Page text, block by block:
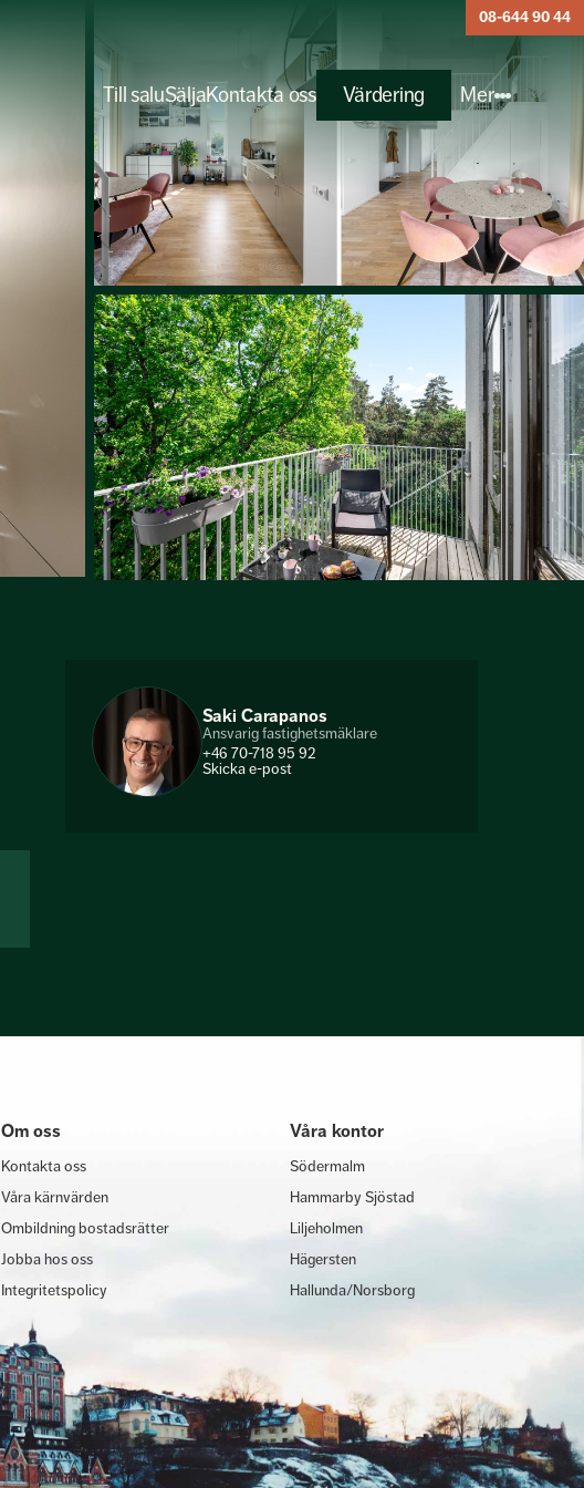
Till saluSäljaKontakta oss Värdering Mer
08-644 90 44
Saki Carapanos
Ansvarig fastighetsmäklare
+46 70-718 95 92
Skicka e-post
Om oss
Kontakta oss
Våra kärnvärden
Ombildning bostadsrätter
Jobba hos oss
Integritetspolicy
Våra kontor
Södermalm
Hammarby Sjöstad
Liljeholmen
Hägersten
Hallunda/Norsborg